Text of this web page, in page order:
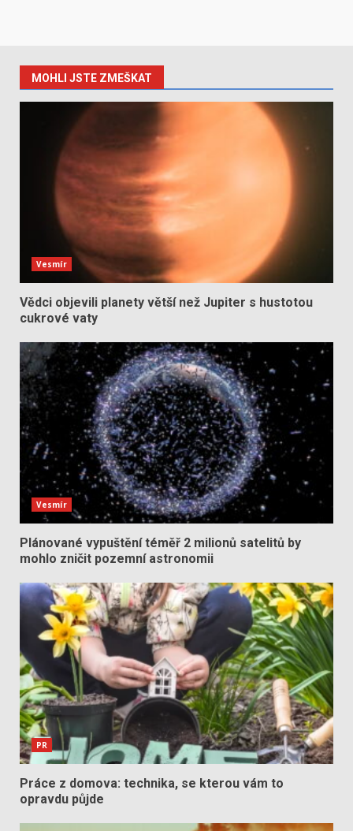
MOHLI JSTE ZMEŠKAT
Vesmír
Vědci objevili planety větší než Jupiter s hustotou
cukrové vaty
Vesmír
Plánované vypuštění téměř 2 milionů satelitů by
mohlo zničit pozemní astronomii
PR
Práce z domova: technika, se kterou vám to
opravdu půjde